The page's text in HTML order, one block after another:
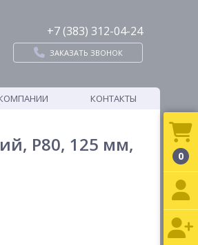
+7 (383) 312-04-24
ЗАКАЗАТЬ ЗВОНОК
КОНТАКТЫ
P80, 125 мм,
0